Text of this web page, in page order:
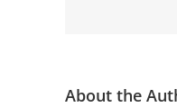
About the